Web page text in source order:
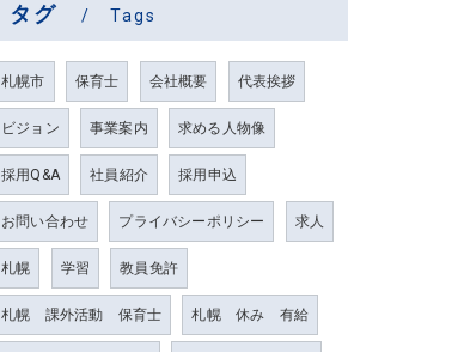
タグ Tags
札幌市 保育士 会社概要 代表挨拶
ビジョン 事業案内 求める人物像
採用Q&A 社員紹介 採用申込
お問い合わせ プライバシーポリシー 求人
札幌 学習 教員免許
札幌 課外活動 保育士 札幌 休み 有給